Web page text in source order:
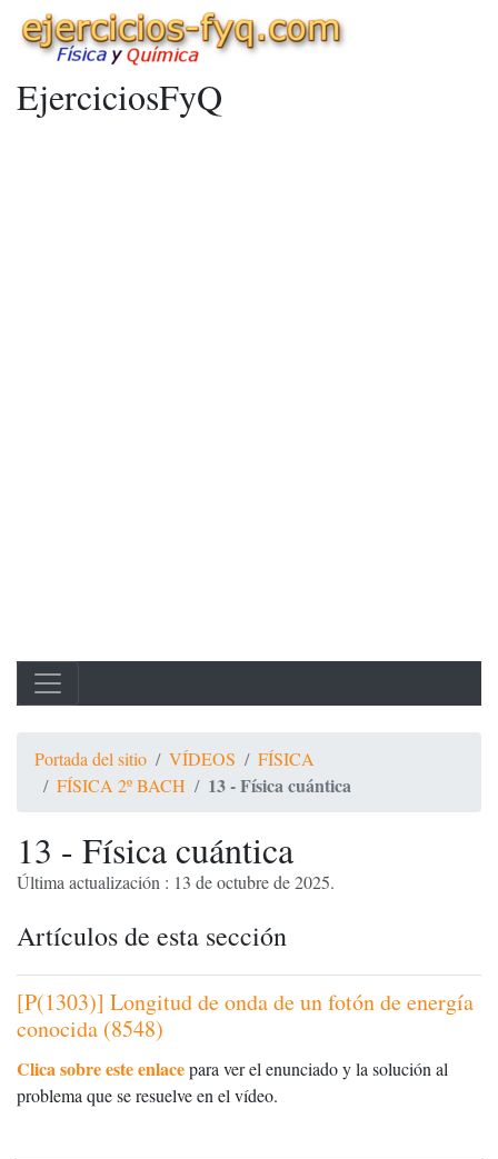
EjerciciosFyQ
Portada del sitio VÍDEOS
FÍSICA
FÍSICA 2º BACH
13 - Física cuántica
13 - Física cuántica
Última actualización : 13 de octubre de 2025.
Artículos de esta sección
[P(1303)] Longitud de onda de un fotón de energía
conocida (8548)
Clica sobre este enlacepara ver el enunciado y la solución al
problema que se resuelve en el vídeo.